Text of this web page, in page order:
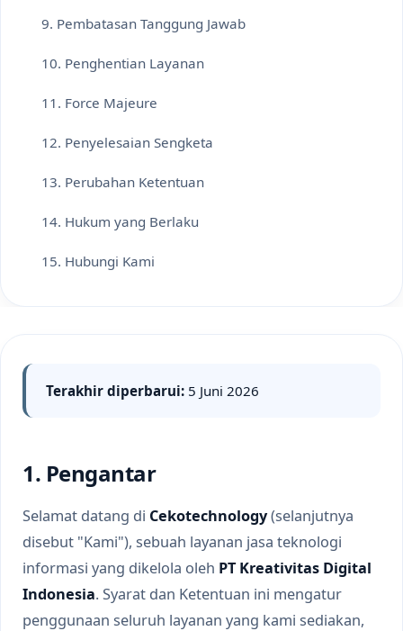
9. Pembatasan Tanggung Jawab
10. Penghentian Layanan
11. Force Majeure
12. Penyelesaian Sengketa
13. Perubahan Ketentuan
14. Hukum yang Berlaku
15. Hubungi Kami
Terakhir diperbarui: 5 Juni 2026
1. Pengantar
Selamat datang di Cekotechnology(selanjutnya
disebut "Kami"), sebuah layanan jasa teknologi
informasi yang dikelola oleh PT Kreativitas Digital
Indonesia. Syarat dan Ketentuan ini mengatur
penggunaan seluruh layanan yang kami sediakan,